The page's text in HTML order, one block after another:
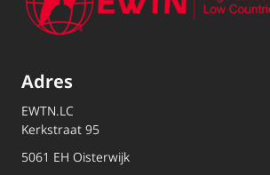
Adres
EWTN.LC
Kerkstraat 95
5061 EH Oisterwijk